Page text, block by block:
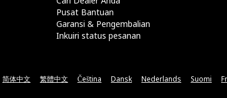
Pusat Bantuan
Garansi & Pengembalian
Inkuiri status pesanan
简体中文 繁體中文 Čeština Dansk Nederlands Suomi